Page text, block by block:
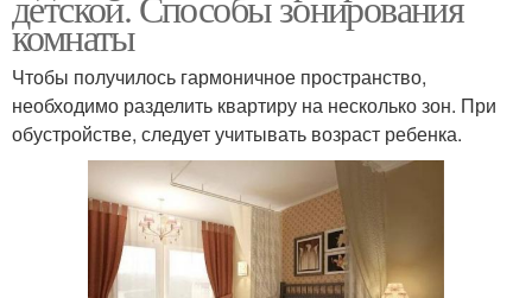
комнаты
Чтобы получилось гармоничное пространство,
необходимо разделить квартиру на несколько зон. При
обустройстве, следует учитывать возраст ребенка.